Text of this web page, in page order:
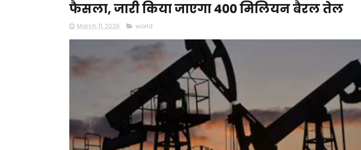
फैसला, जारी किया जाएगा 400 मिलियन बैरल तेल
March 11, 2026 world